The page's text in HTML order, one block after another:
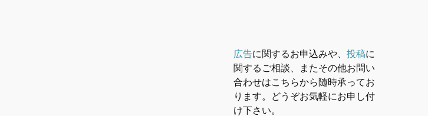
広告に関するお申込みや、投稿に
関するご相談、またその他お問い
合わせはこちらから随時承ってお
ります。どうぞお気軽にお申し付
け下さい。